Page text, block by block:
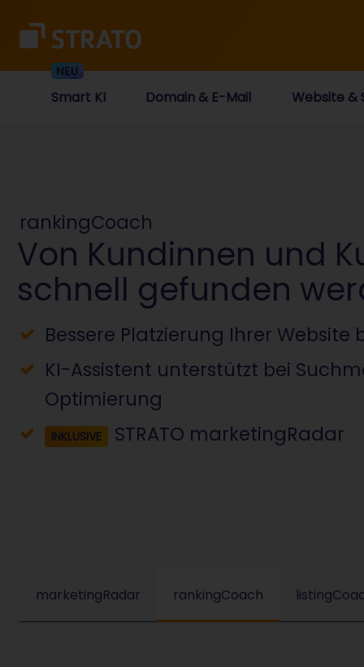
Smart KI Domain & E-Mail Website &
rankingCoach
Von Kundinnen und
schnell gefunden
Bessere Platzierung Ihrer Website
KI-Assistent unterstützt bei
Optimierung
INKLUSIVE STRATO marketingRadar
marketingRadar rankingCoach